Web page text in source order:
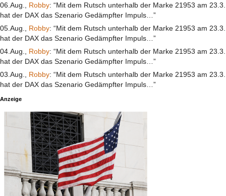
06.Aug., Robby: “Mit dem Rutsch unterhalb der Marke 21953 am 23.3.
hat der DAX das Szenario Gedämpfter Impuls…”
05.Aug., Robby: “Mit dem Rutsch unterhalb der Marke 21953 am 23.3.
hat der DAX das Szenario Gedämpfter Impuls…”
04.Aug., Robby: “Mit dem Rutsch unterhalb der Marke 21953 am 23.3.
hat der DAX das Szenario Gedämpfter Impuls…”
03.Aug., Robby: “Mit dem Rutsch unterhalb der Marke 21953 am 23.3.
hat der DAX das Szenario Gedämpfter Impuls…”
Anzeige